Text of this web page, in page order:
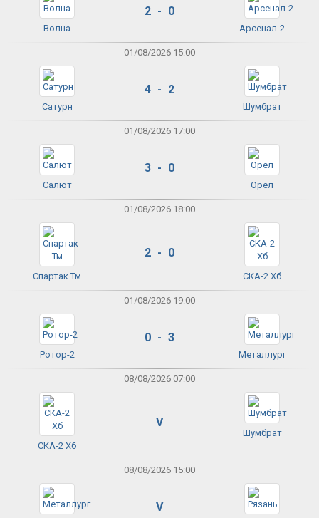
Волна
2 - 0
Арсенал-2
01/08/2026 15:00
Сатурн
4 - 2
Шумбрат
01/08/2026 17:00
Салют
3 - 0
Орёл
01/08/2026 18:00
Спартак Тм
2 - 0
СКА-2 Хб
01/08/2026 19:00
Ротор-2
0 - 3
Металлург
08/08/2026 07:00
СКА-2 Хб
V
Шумбрат
08/08/2026 15:00
V